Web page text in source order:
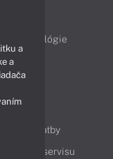
Technológie
a platby
Cenník servisu
a
a